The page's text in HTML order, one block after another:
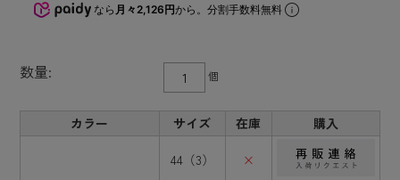
なら 月々2,126円から。分割手数料無料
数量: 個
カラー サイズ 在庫 購入
44（3） ×